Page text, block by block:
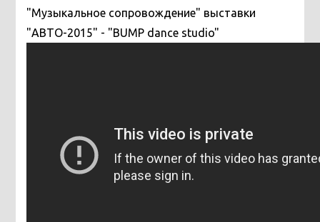
"Музыкальное сопровождение" выставки
"АВТО-2015" - "BUMP dance studio"